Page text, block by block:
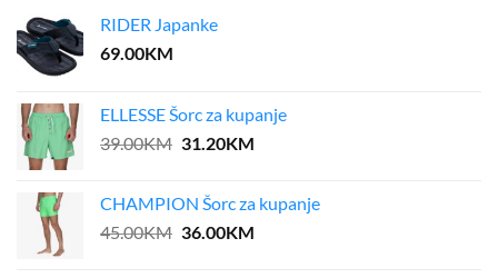
RIDER Japanke
69.00KM
ELLESSE Šorc za kupanje
39.00KM Original
39.00KM.
31.20KMCurrent
31.20KM.
CHAMPION Šorc za kupanje
45.00KM Original
36.00KMCurrent